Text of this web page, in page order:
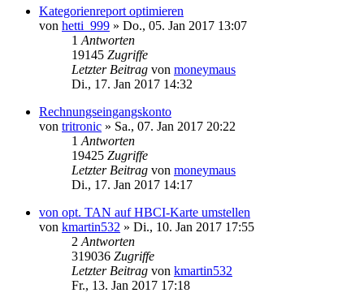
Kategorienreport optimieren
von hetti_999 » Do., 05. Jan 2017 13:07
1 Antworten
19145 Zugriffe
Letzter Beitrag von moneymaus
Di., 17. Jan 2017 14:32
Rechnungseingangskonto
von tritronic » Sa., 07. Jan 2017 20:22
1 Antworten
19425 Zugriffe
Letzter Beitrag von moneymaus
Di., 17. Jan 2017 14:17
von opt. TAN auf HBCI-Karte umstellen
von kmartin532 » Di., 10. Jan 2017 17:55
2 Antworten
319036 Zugriffe
Letzter Beitrag von kmartin532
Fr., 13. Jan 2017 17:18